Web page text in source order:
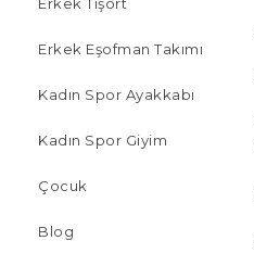
Erkek Eşofman Takımı
Kadın Spor Ayakkabı
Kadın Spor Giyim
Çocuk
Blog